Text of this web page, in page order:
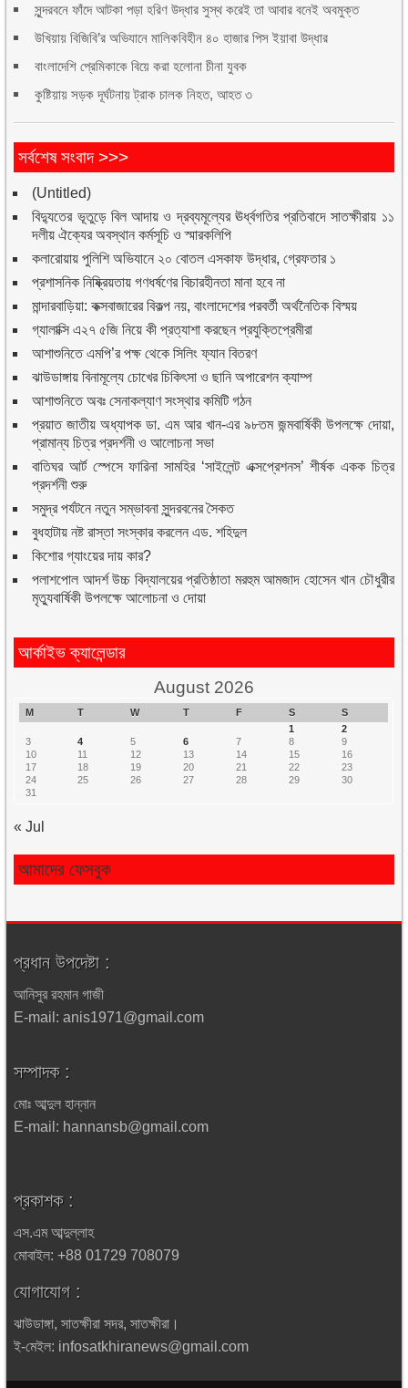
সুন্দরবনে ফাঁদে আটকা পড়া হরিণ উদ্ধার সুস্থ করেই তা আবার বনেই অবমুক্ত
উখিয়ায় বিজিবি’র অভিযানে মালিকবিহীন ৪০ হাজার পিস ইয়াবা উদ্ধার
বাংলাদেশি প্রেমিকাকে বিয়ে করা হলোনা চীনা যুবক
কুষ্টিয়ায় সড়ক দূর্ঘটনায় ট্রাক চালক নিহত, আহত ৩
সর্বশেষ সংবাদ >>>
(Untitled)
বিদ্যুতের ভূতুড়ে বিল আদায় ও দ্রব্যমূল্যের ঊর্ধ্বগতির প্রতিবাদে সাতক্ষীরায় ১১
দলীয় ঐক্যের অবস্থান কর্মসূচি ও স্মারকলিপি
কলারোয়ায় পুলিশি অভিযানে ২০ বোতল এসকাফ উদ্ধার, গ্রেফতার ১
প্রশাসনিক নিষ্ক্রিয়তায় গণধর্ষণের বিচারহীনতা মানা হবে না
মান্দারবাড়িয়া: কক্সবাজারের বিকল্প নয়, বাংলাদেশের পরবর্তী অর্থনৈতিক বিস্ময়
গ্যালাক্সি এ২৭ ৫জি নিয়ে কী প্রত্যাশা করছেন প্রযুক্তিপ্রেমীরা
আশাশুনিতে এমপি’র পক্ষ থেকে সিলিং ফ্যান বিতরণ
ঝাউডাঙ্গায় বিনামূল্যে চোখের চিকিৎসা ও ছানি অপারেশন ক্যাম্প
আশাশুনিতে অবঃ সেনাকল্যাণ সংস্থার কমিটি গঠন
প্রয়াত জাতীয় অধ্যাপক ডা. এম আর খান-এর ৯৮তম জন্মবার্ষিকী উপলক্ষে দোয়া,
প্রামান্য চিত্র প্রদর্শনী ও আলোচনা সভা
বাতিঘর আর্ট স্পেসে ফারিনা সামহির ‘সাইলেন্ট এক্সপ্রেশনস’ শীর্ষক একক চিত্র
প্রদর্শনী শুরু
সমুদ্র পর্যটনে নতুন সম্ভাবনা সুন্দরবনের সৈকত
বুধহাটায় নষ্ট রাস্তা সংস্কার করলেন এড. শহিদুল
কিশোর গ্যাংয়ের দায় কার?
পলাশপোল আদর্শ উচ্চ বিদ্যালয়ের প্রতিষ্ঠাতা মরহুম আমজাদ হোসেন খান চৌধুরীর
মৃত্যুবার্ষিকী উপলক্ষে আলোচনা ও দোয়া
আর্কাইভ ক্যালেন্ডার
August 2026
M T W T F S
S
1
2
3
4 5 6 7 8
9
10
11 12 13 14 15
16
17
18 19 20 21 22
23
24
25 26 27 28 29
30
31
« Jul
আমাদের ফেসবুক
প্রধান উপদেষ্টা :
আনিসুর রহমান গাজী
E-mail: anis1971@gmail.com
সম্পাদক :
মোঃ আব্দুল হান্নান
E-mail: hannansb@gmail.com
প্রকাশক :
এস.এম আব্দুল্লাহ
মোবাইল: +88 01729 708079
যোগাযোগ :
ঝাউডাঙ্গা, সাতক্ষীরা সদর, সাতক্ষীরা।
ই-মেইল: infosatkhiranews@gmail.com